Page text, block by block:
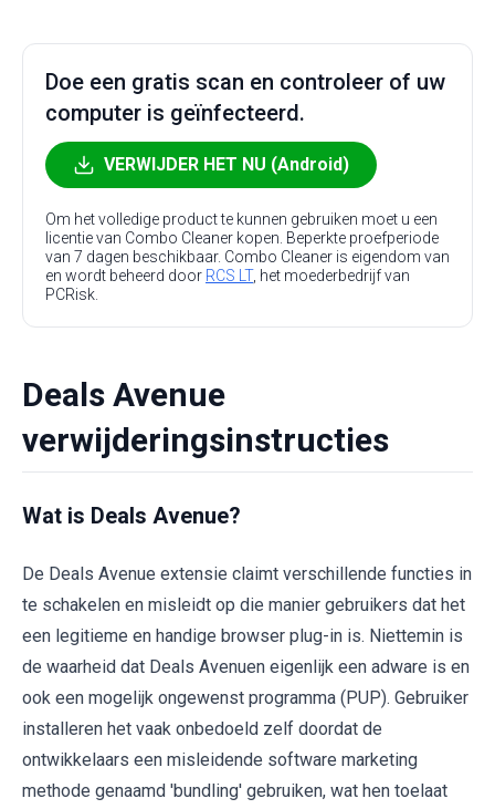
Doe een gratis scan en controleer of uw
computer is geïnfecteerd.
VERWIJDER HET NU (Android)
Om het volledige product te kunnen gebruiken moet u een
licentie van Combo Cleaner kopen. Beperkte proefperiode
van 7 dagen beschikbaar. Combo Cleaner is eigendom van
en wordt beheerd door RCS LT, het moederbedrijf van
PCRisk.
Deals Avenue
verwijderingsinstructies
Wat is Deals Avenue?
De Deals Avenue extensie claimt verschillende functies in
te schakelen en misleidt op die manier gebruikers dat het
een legitieme en handige browser plug-in is. Niettemin is
de waarheid dat Deals Avenuen eigenlijk een adware is en
ook een mogelijk ongewenst programma (PUP). Gebruiker
installeren het vaak onbedoeld zelf doordat de
ontwikkelaars een misleidende software marketing
methode genaamd 'bundling' gebruiken, wat hen toelaat